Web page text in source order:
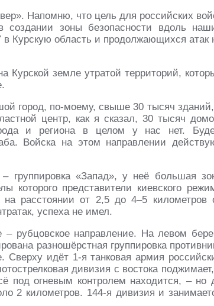
Напомню, что цель для российских
создании зоны безопасности вдоль
Курскую область и продолжающихся атак
Курской земле утратой территорий,
город, по-моему, свыше 30 тысяч
центр, как я сказал, 30 тысяч
и региона в целом у нас нет.
Войска на этом направлении
«Запад», у неё большая
которого представители киевского
расстоянии от 2,5 до 4–5 километров
успеха не имел.
рубцовское направление. На левом
разношёрстная группировка
Сверху идёт 1-я танковая армия
дивизия с востока
под огневым контролем находится, – но
2 километров. 144-я дивизия и